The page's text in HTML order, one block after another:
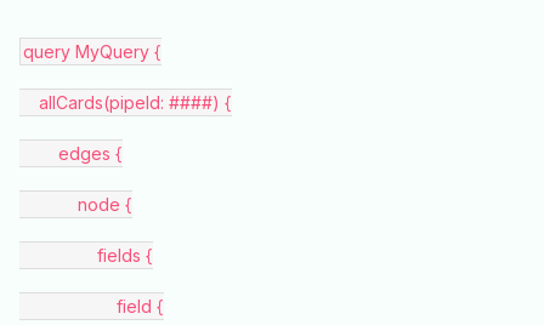
query MyQuery {
    allCards(pipeId: ####) {
        edges {
            node {
                fields {
                    field {